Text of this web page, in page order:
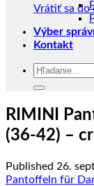
Vrátiť sa do
Výber
Kontakt
Hľadať:
RIMINI
(36-42) –
Published 26.
Pantoffeln für